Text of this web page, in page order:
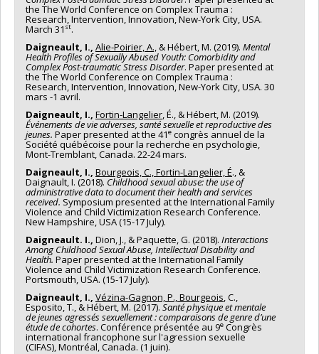
the The World Conference on Complex Trauma :
Research, Intervention, Innovation, New-York City, USA.
March 31 st.
Daigneault, I., Alie-Poirier, A.,& Hébert, M. (2019). Mental
Health Profiles of Sexually Abused Youth: Comorbidity and
Complex Post-traumatic Stress Disorder. Paper presented at
the The World Conference on Complex Trauma :
Research, Intervention, Innovation, New-York City, USA. 30
mars -1 avril.
Daigneault, I., Fortin-Langelier, É., & Hébert, M. (2019).
Événements de vie adverses, santé sexuelle et reproductive des
jeunes. Paper presented at the 41e congrès annuel de la
Société québécoise pour la recherche en psychologie,
Mont-Tremblant, Canada. 22-24 mars.
Daigneault, I., Bourgeois, C., Fortin-Langelier, É., &
Daignault, I. (2018). Childhood sexual abuse: the use of
administrative data to document their health and services
received. Symposium presented at the International Family
Violence and Child Victimization Research Conference.
New Hampshire, USA (15-17 July).
Daigneault. I., Dion, J., & Paquette, G. (2018). Interactions
Among Childhood Sexual Abuse, Intellectual Disability and
Health. Paper presented at the International Family
Violence and Child Victimization Research Conference.
Portsmouth, USA. (15-17 July).
Daigneault, I., Vézina-Gagnon, P., Bourgeois, C.,
Esposito, T., & Hébert, M. (2017). Santé physique et mentale
de jeunes agressés sexuellement : comparaisons de genre d’une
étude de cohortes. Conférence présentée au 9e Congrès
international francophone sur l'agression sexuelle
(CIFAS), Montréal, Canada. (1 juin).